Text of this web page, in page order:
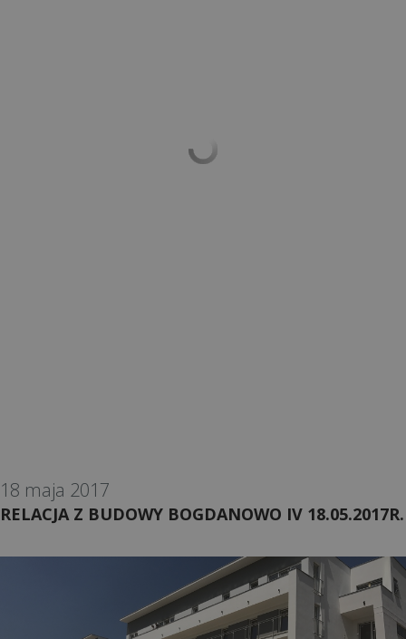
18 maja 2017
RELACJA Z BUDOWY BOGDANOWO IV 18.05.2017R.